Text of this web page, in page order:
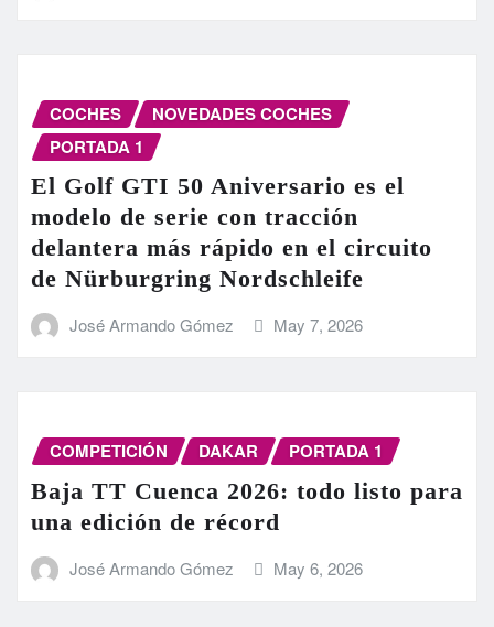
COCHES
NOVEDADES COCHES
PORTADA 1
El Golf GTI 50 Aniversario es el
modelo de serie con tracción
delantera más rápido en el circuito
de Nürburgring Nordschleife
José Armando Gómez May 7, 2026
COMPETICIÓN DAKAR PORTADA 1
Baja TT Cuenca 2026: todo listo para
una edición de récord
José Armando Gómez May 6, 2026